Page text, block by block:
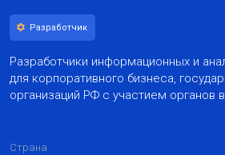
Разработчик
Разработчики информационных и
для корпоративного бизнеса,
организаций РФ с участием органов
Страна